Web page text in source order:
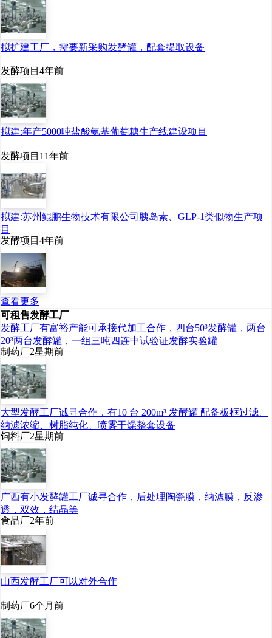
拟扩建工厂，需要新采购发酵罐，配套提取设备
发酵项目 4年前
拟建:年产5000吨盐酸氨基葡萄糖生产线建设项目
发酵项目 11年前
拟建:苏州鲲鹏生物技术有限公司胰岛素、GLP-1类似物生产项
目
发酵项目 4年前
查看更多
可租售发酵工厂
发酵工厂有富裕产能可承接代加工合作，四台50³发酵罐，两台
20³两台发酵罐，一组三吨四连中试验证发酵实验罐
制药厂2星期前
大型发酵工厂诚寻合作，有10 台 200m³ 发酵罐 配备板框过滤、
纳滤浓缩、树脂纯化、喷雾干燥整套设备
饲料厂2星期前
广西有小发酵罐工厂诚寻合作，后处理陶瓷膜，纳滤膜，反渗
透，双效，结晶等
食品厂2年前
山西发酵工厂可以对外合作
制药厂6个月前